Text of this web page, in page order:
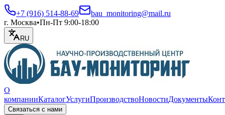
+7 (916) 514-88-69
bau_monitoring@mail.ru
г. Москва•Пн-Пт 9:00-18:00
RU
О
компанииКаталогУслугиПроизводствоНовостиДокументы
Связаться с нами